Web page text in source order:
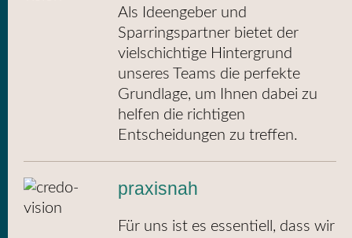
Als Ideengeber und
Sparringspartner bietet der
vielschichtige Hintergrund
unseres Teams die perfekte
Grundlage, um Ihnen dabei zu
helfen die richtigen
Entscheidungen zu treffen.
praxisnah
Für uns ist es essentiell, dass wir